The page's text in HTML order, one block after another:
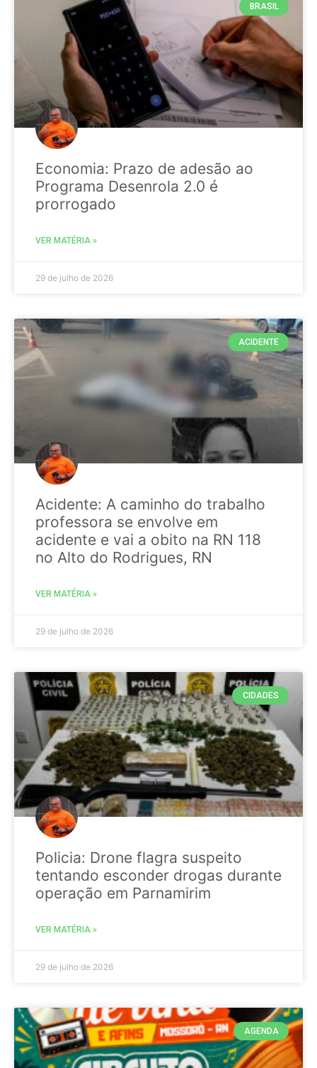
BRASIL
Economia: Prazo de adesão ao
Programa Desenrola 2.0 é
prorrogado
VER MATÉRIA »
29 de julho de 2026
ACIDENTE
Acidente: A caminho do trabalho
professora se envolve em
acidente e vai a obito na RN 118
no Alto do Rodrigues, RN
VER MATÉRIA »
29 de julho de 2026
CIDADES
Policia: Drone flagra suspeito
tentando esconder drogas durante
operação em Parnamirim
VER MATÉRIA »
29 de julho de 2026
AGENDA